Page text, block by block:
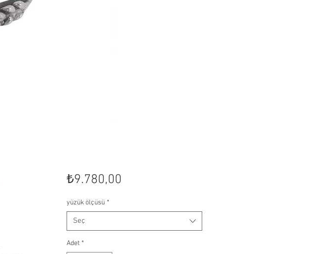
₺9.780,00
yüzük ölçüsü *
Seç
Adet *